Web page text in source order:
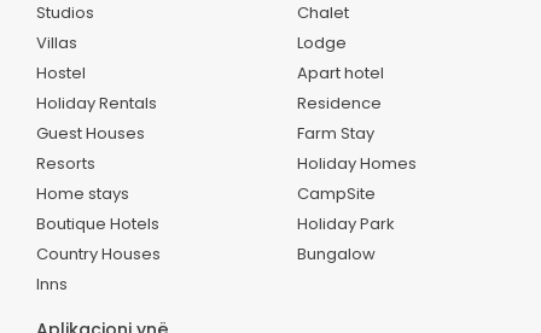
Studios
Villas
Hostel
Holiday Rentals
Guest Houses
Resorts
Home stays
Boutique Hotels
Country Houses
Inns
Chalet
Lodge
Apart hotel
Residence
Farm Stay
Holiday Homes
CampSite
Holiday Park
Bungalow